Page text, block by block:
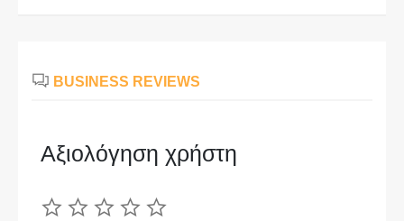
BUSINESS REVIEWS
Αξιολόγηση χρήστη